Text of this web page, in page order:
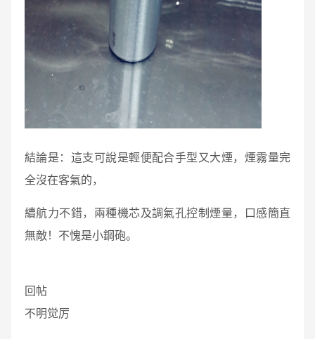
結論是：這支可說是輕便配合手型又大煙，煙霧量完
全沒在客氣的，
續航力不錯，兩種機芯及調氣孔控制煙量，口感簡直
無敵！不愧是小鋼砲。
回帖
不明觉厉